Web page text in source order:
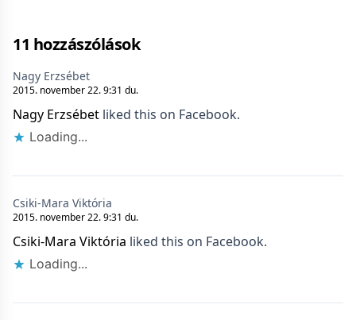
11 hozzászólások
Nagy Erzsébet
2015. november 22. 9:31 du.
Nagy Erzsébet liked this on Facebook.
Loading...
Csiki-Mara Viktória
2015. november 22. 9:31 du.
Csiki-Mara Viktória liked this on Facebook.
Loading...